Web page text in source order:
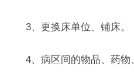
3、更换床单位、铺床。
4、病区间的物品、药物